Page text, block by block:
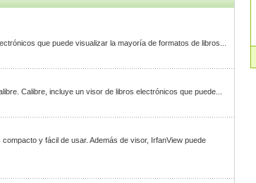
que puede visualizar la mayoría de formatos de libros...
Calibre, incluye un visor de libros electrónicos que puede...
y fácil de usar. Además de visor, IrfanView puede